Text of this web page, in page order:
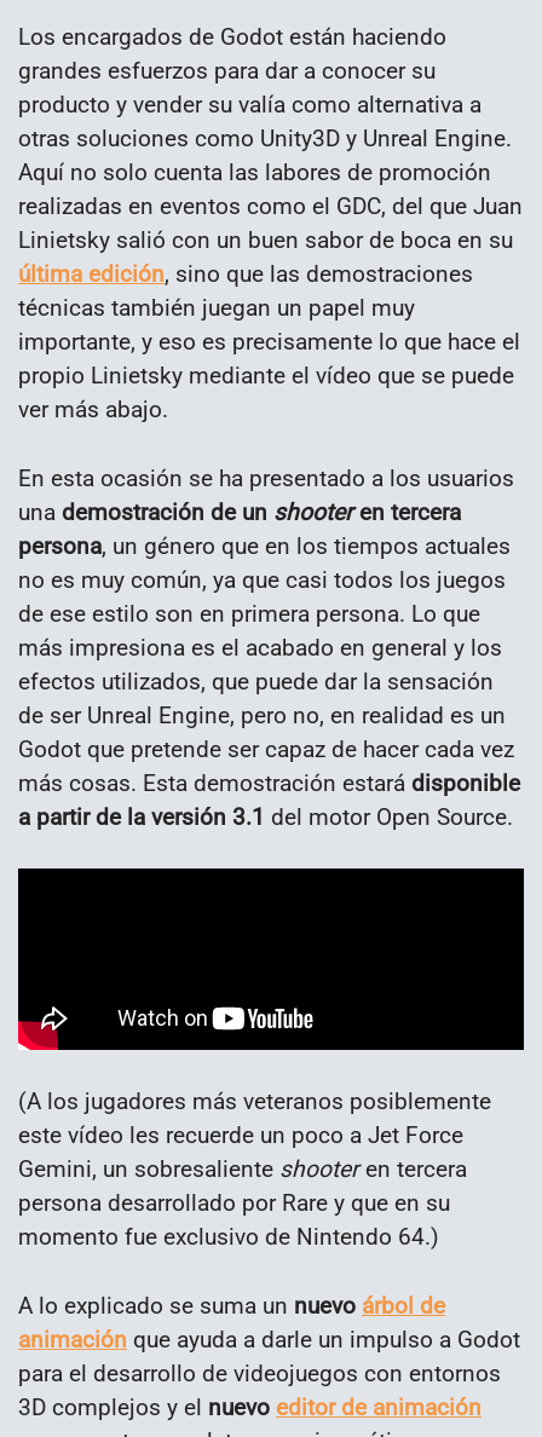
Los encargados de Godot están haciendo
grandes esfuerzos para dar a conocer su
producto y vender su valía como alternativa a
otras soluciones como Unity3D y Unreal Engine.
Aquí no solo cuenta las labores de promoción
realizadas en eventos como el GDC, del que Juan
Linietsky salió con un buen sabor de boca en su
última edición, sino que las demostraciones
técnicas también juegan un papel muy
importante, y eso es precisamente lo que hace el
propio Linietsky mediante el vídeo que se puede
ver más abajo.
En esta ocasión se ha presentado a los usuarios
una demostración de un shooteren tercera
persona, un género que en los tiempos actuales
no es muy común, ya que casi todos los juegos
de ese estilo son en primera persona. Lo que
más impresiona es el acabado en general y los
efectos utilizados, que puede dar la sensación
de ser Unreal Engine, pero no, en realidad es un
Godot que pretende ser capaz de hacer cada vez
más cosas. Esta demostración estará disponible
a partir de la versión 3.1 del motor Open Source.
(A los jugadores más veteranos posiblemente
este vídeo les recuerde un poco a Jet Force
Gemini, un sobresaliente shooteren tercera
persona desarrollado por Rare y que en su
momento fue exclusivo de Nintendo 64.)
A lo explicado se suma un nuevo árbol de
animación que ayuda a darle un impulso a Godot
para el desarrollo de videojuegos con entornos
3D complejos y el nuevo editor de animación